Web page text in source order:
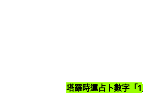
塔羅時運占卜數字「1